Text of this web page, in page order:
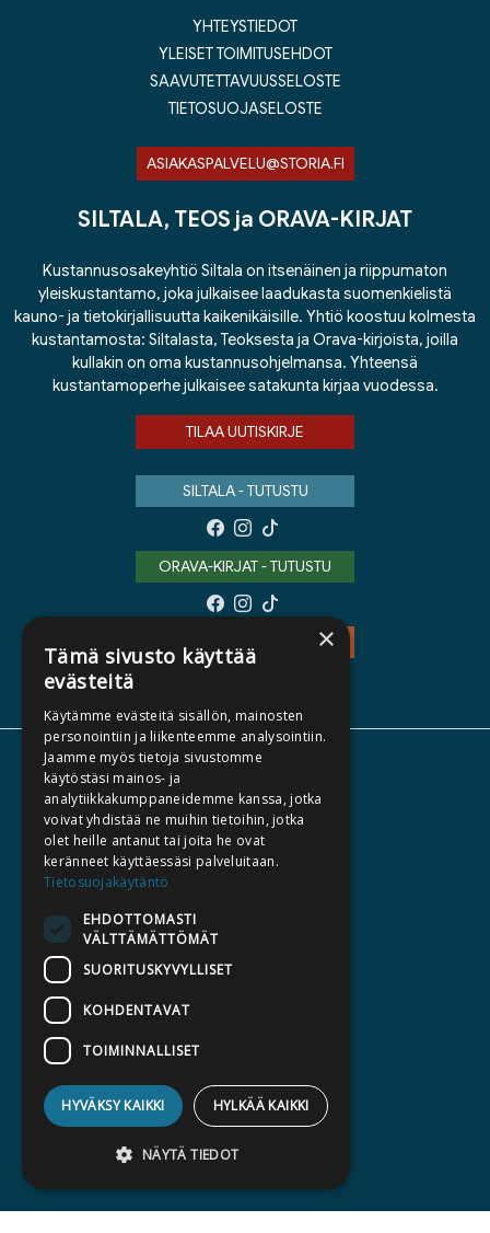
YHTEYSTIEDOT
YLEISET TOIMITUSEHDOT
SAAVUTETTAVUUSSELOSTE
TIETOSUOJASELOSTE
ASIAKASPALVELU@STORIA.FI
SILTALA, TEOS ja ORAVA-KIRJAT
Kustannusosakeyhtiö Siltala on itsenäinen ja riippumaton
yleiskustantamo, joka julkaisee laadukasta suomenkielistä
kauno- ja tietokirjallisuutta kaikenikäisille. Yhtiö koostuu kolmesta
kustantamosta: Siltalasta, Teoksesta ja Orava-kirjoista, joilla
kullakin on oma kustannusohjelmansa. Yhteensä
kustantamoperhe julkaisee satakunta kirjaa vuodessa.
TILAA UUTISKIRJE
SILTALA - TUTUSTU
ORAVA-KIRJAT - TUTUSTU
TIETOA MEISTÄ
TEKIJÄT
KATALOGIT
AJANKOHTAISTA
HALUATKO KIRJAILIJAKSI
LASKUTUSOSOITTEET
SILTALA.FI
E-JA ÄÄNIKIRJAT
ENNAKKOTILATTAVAT
×
Tämä sivusto käyttää
evästeitä
Käytämme evästeitä sisällön, mainosten
personointiin ja liikenteemme analysointiin.
Jaamme myös tietoja sivustomme
käytöstäsi mainos- ja
analytiikkakumppaneidemme kanssa, jotka
voivat yhdistää ne muihin tietoihin, jotka
olet heille antanut tai joita he ovat
keränneet käyttäessäsi palveluitaan.
Tietosuojakäytäntö
EHDOTTOMASTI
VÄLTTÄMÄTTÖMÄT
SUORITUSKYVYLLISET
KOHDENTAVAT
TOIMINNALLISET
HYVÄKSY KAIKKI HYLKÄÄ KAIKKI
NÄYTÄ TIEDOT